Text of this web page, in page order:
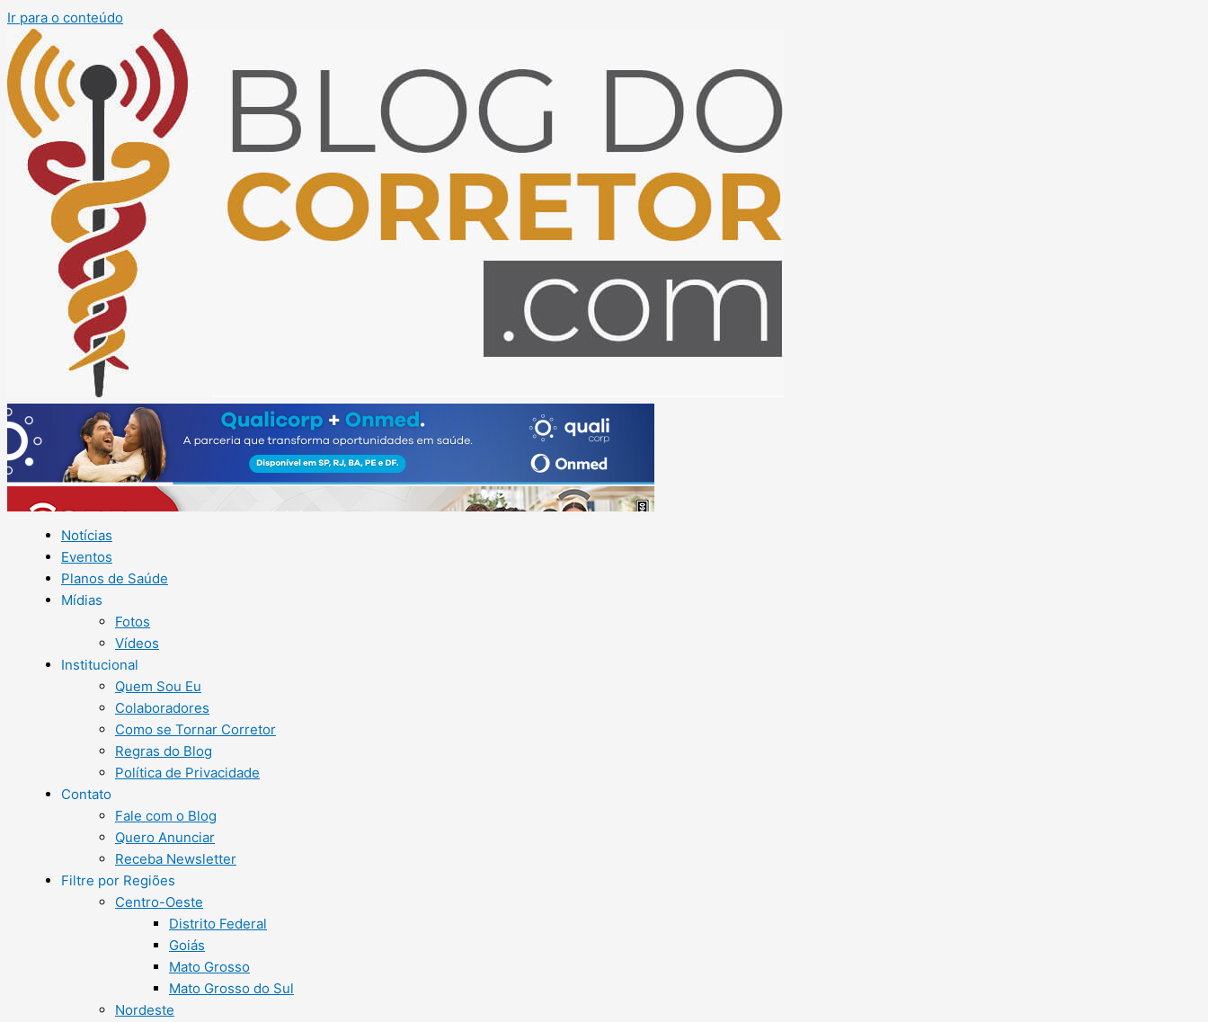
Ir para o conteúdo
Notícias
Eventos
Planos de Saúde
Mídias
Fotos
Vídeos
Institucional
Quem Sou Eu
Colaboradores
Como se Tornar Corretor
Regras do Blog
Política de Privacidade
Contato
Fale com o Blog
Quero Anunciar
Receba Newsletter
Filtre por Regiões
Centro-Oeste
Distrito Federal
Goiás
Mato Grosso
Mato Grosso do Sul
Nordeste